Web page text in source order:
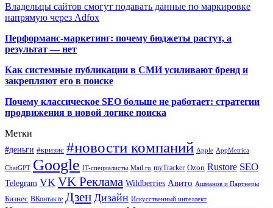
Владельцы сайтов смогут подавать данные по маркировке
напрямую через Adfox
Перформанс-маркетинг: почему бюджеты растут, а
результат — нет
Как системные публикации в СМИ усиливают бренд и
закрепляют его в поиске
Почему классическое SEO больше не работает: стратегии
продвижения в новой логике поиска
Метки
#деньги #кризис #новости компаний Apple AppMetrica
ChatGPT Google IT-специалисты Mail.ru myTracker Ozon Rustore SEO
Telegram VK VK Реклама Wildberries Авито Ашманов и Партнеры
Бизнес ВКонтакте Дзен Дизайн Искусственный интеллект